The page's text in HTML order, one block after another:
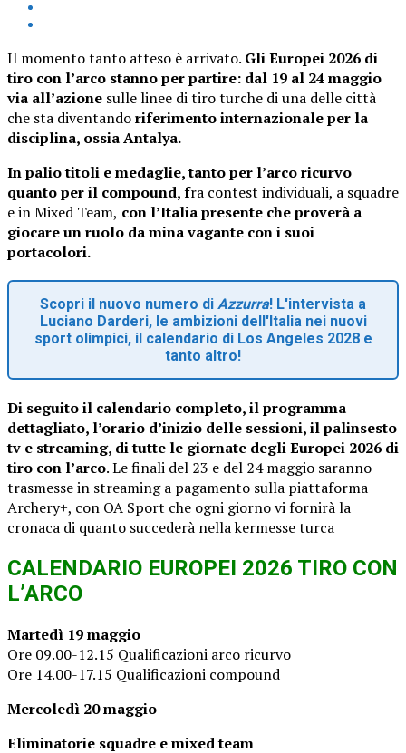
Il momento tanto atteso è arrivato. Gli Europei 2026 di
tiro con l’arco stanno per partire: dal 19 al 24 maggio
via all’azione sulle linee di tiro turche di una delle città
che sta diventandoriferimento internazionale per la
disciplina, ossia Antalya.
In palio titoli e medaglie, tanto per l’arco ricurvo
quanto per il compound, fra contest individuali, a squadre
e in Mixed Team, con l’Italia presente che proverà a
giocare un ruolo da mina vagante con i suoi
portacolori.
Scopri il nuovo numero di Azzurra! L'intervista a
Luciano Darderi, le ambizioni dell'Italia nei nuovi
sport olimpici, il calendario di Los Angeles 2028 e
tanto altro!
Di seguito il calendario completo, il programma
dettagliato, l’orario d’inizio delle sessioni, il palinsesto
tv e streaming, di tutte le giornate degli Europei 2026 di
tiro con l’arco. Le finali del 23 e del 24 maggio saranno
trasmesse in streaming a pagamento sulla piattaforma
Archery+, con OA Sport che ogni giorno vi fornirà la
cronaca di quanto succederà nella kermesse turca
CALENDARIO EUROPEI 2026 TIRO CON
L’ARCO
Martedì 19 maggio
Ore 09.00-12.15 Qualificazioni arco ricurvo
Ore 14.00-17.15 Qualificazioni compound
Mercoledì 20 maggio
Eliminatorie squadre e mixed team